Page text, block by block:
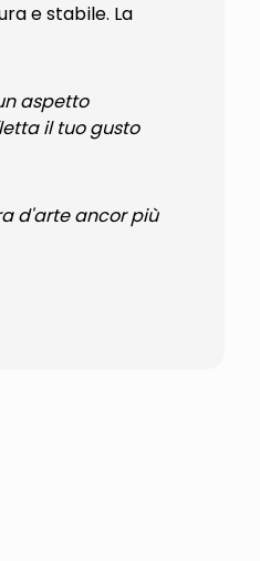
e stabile. La
aspetto
il tuo gusto
d'arte ancor più